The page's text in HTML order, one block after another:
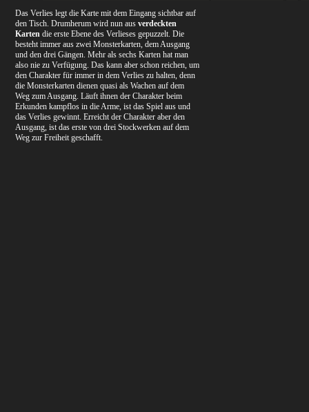
Das Verlies legt die Karte mit dem Eingang sichtbar auf
den Tisch. Drumherum wird nun ausverdeckten
Karten die erste Ebene des Verlieses gepuzzelt. Die
besteht immer aus zwei Monsterkarten, dem Ausgang
und den drei Gängen. Mehr als sechs Karten hat man
also nie zu Verfügung. Das kann aber schon reichen, um
den Charakter für immer in dem Verlies zu halten, denn
die Monsterkarten dienen quasi als Wachen auf dem
Weg zum Ausgang. Läuft ihnen der Charakter beim
Erkunden kampflos in die Arme, ist das Spiel aus und
das Verlies gewinnt. Erreicht der Charakter aber den
Ausgang, ist das erste von drei Stockwerken auf dem
Weg zur Freiheit geschafft.